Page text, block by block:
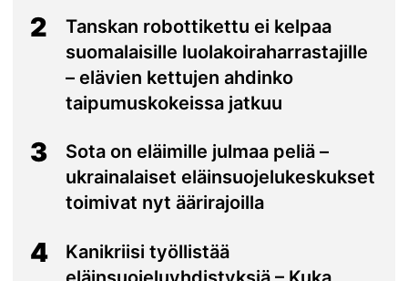
2
Tanskan robottikettu ei kelpaa
suomalaisille luolakoiraharrastajille
– elävien kettujen ahdinko
taipumuskokeissa jatkuu
3
Sota on eläimille julmaa peliä –
ukrainalaiset eläinsuojelukeskukset
toimivat nyt äärirajoilla
4
Kanikriisi työllistää